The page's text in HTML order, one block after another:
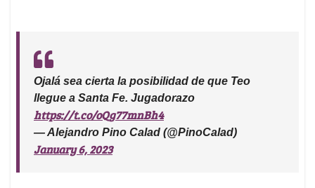
Ojalá sea cierta la posibilidad de que Teo
llegue a Santa Fe. Jugadorazo
https://t.co/oQg77mnBh4
— Alejandro Pino Calad (@PinoCalad)
January 6, 2023